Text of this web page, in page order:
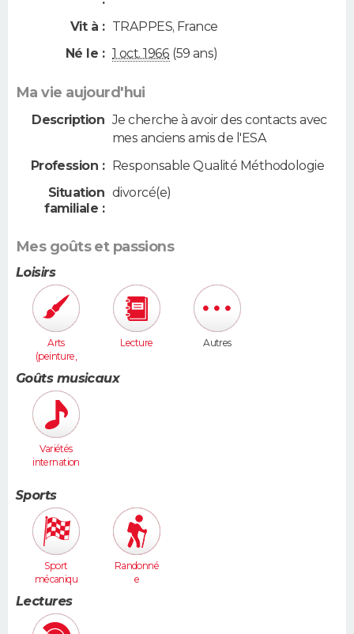
Vit à : TRAPPES, France
Né le : 1 oct. 1966 (59 ans)
Ma vie aujourd'hui
Description Je cherche à avoir des contacts avec
mes anciens amis de l'ESA
Profession : Responsable Qualité Méthodologie
Situation
familiale :
divorcé(e)
Mes goûts et passions
Loisirs
Arts
(peinture,
)
Lecture Autres
Goûts musicaux
Variétés
internation
Sports
Sport
mécaniqu
Randonné
e
Lectures